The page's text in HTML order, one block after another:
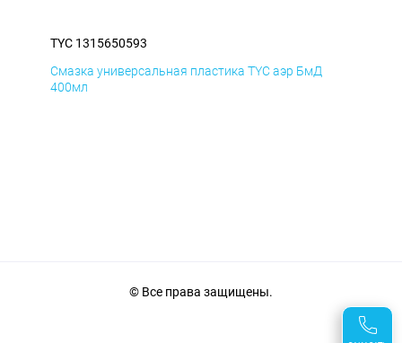
TYC 1315650593
Смазка универсальная пластика TYC аэр БмД
400мл
© Все права защищены.